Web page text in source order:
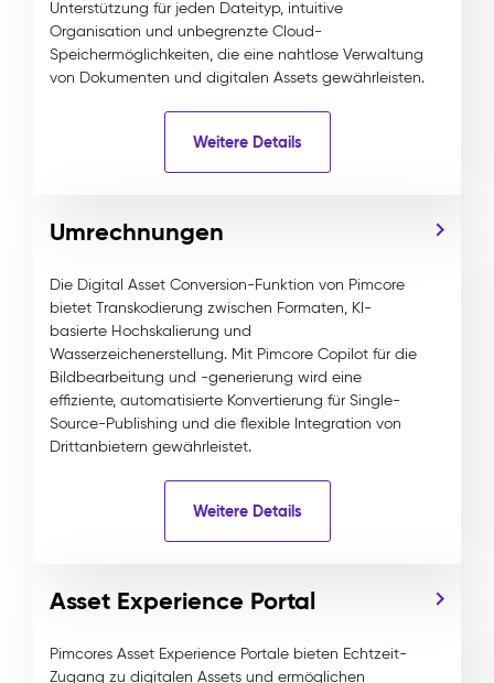
Unterstützung für jeden Dateityp, intuitive
Organisation und unbegrenzte Cloud-
Speichermöglichkeiten, die eine nahtlose Verwaltung
von Dokumenten und digitalen Assets gewährleisten.
Weitere Details
Umrechnungen
Die Digital Asset Conversion-Funktion von Pimcore
bietet Transkodierung zwischen Formaten, KI-
basierte Hochskalierung und
Wasserzeichenerstellung. Mit Pimcore Copilot für die
Bildbearbeitung und -generierung wird eine
effiziente, automatisierte Konvertierung für Single-
Source-Publishing und die flexible Integration von
Drittanbietern gewährleistet.
Weitere Details
Asset Experience Portal
Pimcores Asset Experience Portale bieten Echtzeit-
Zugang zu digitalen Assets und ermöglichen